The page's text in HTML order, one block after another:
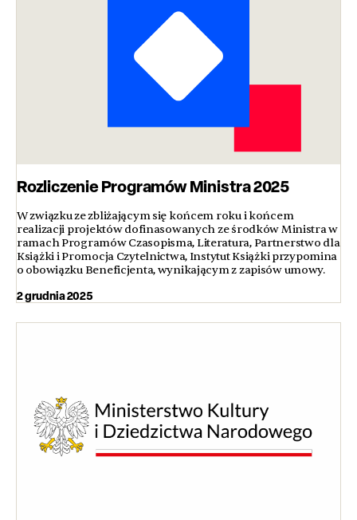
Rozliczenie Programów Ministra 2025
W związku ze zbliżającym się końcem roku i końcem
realizacji projektów dofinasowanych ze środków Ministra w
ramach Programów Czasopisma, Literatura, Partnerstwo dla
Książki i Promocja Czytelnictwa, Instytut Książki przypomina
o obowiązku Beneficjenta, wynikającym z zapisów umowy.
2 grudnia 2025